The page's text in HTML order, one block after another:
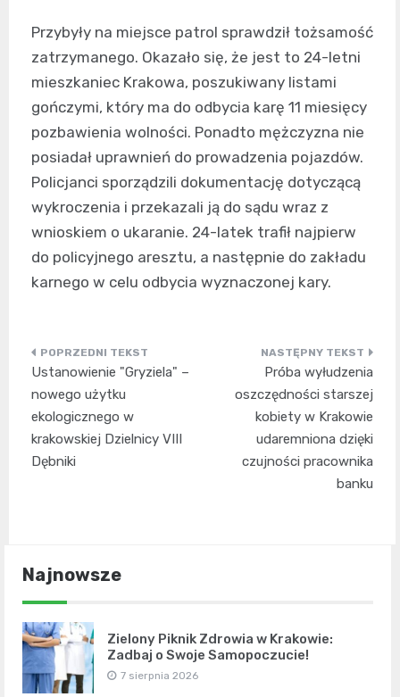
Przybyły na miejsce patrol sprawdził tożsamość
zatrzymanego. Okazało się, że jest to 24-letni
mieszkaniec Krakowa, poszukiwany listami
gończymi, który ma do odbycia karę 11 miesięcy
pozbawienia wolności. Ponadto mężczyzna nie
posiadał uprawnień do prowadzenia pojazdów.
Policjanci sporządzili dokumentację dotyczącą
wykroczenia i przekazali ją do sądu wraz z
wnioskiem o ukaranie. 24-latek trafił najpierw
do policyjnego aresztu, a następnie do zakładu
karnego w celu odbycia wyznaczonej kary.
Nawigacja
wpisu
Ustanowienie "Gryziela" –
nowego użytku
ekologicznego w
krakowskiej Dzielnicy VIII
Dębniki
Próba wyłudzenia
oszczędności starszej
kobiety w Krakowie
udaremniona dzięki
czujności pracownika
banku
Najnowsze
Zielony Piknik Zdrowia w Krakowie:
Zadbaj o Swoje Samopoczucie!
7 sierpnia 2026